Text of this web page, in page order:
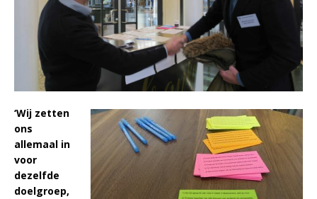
‘Wij zetten
ons
allemaal in
voor
dezelfde
doelgroep,